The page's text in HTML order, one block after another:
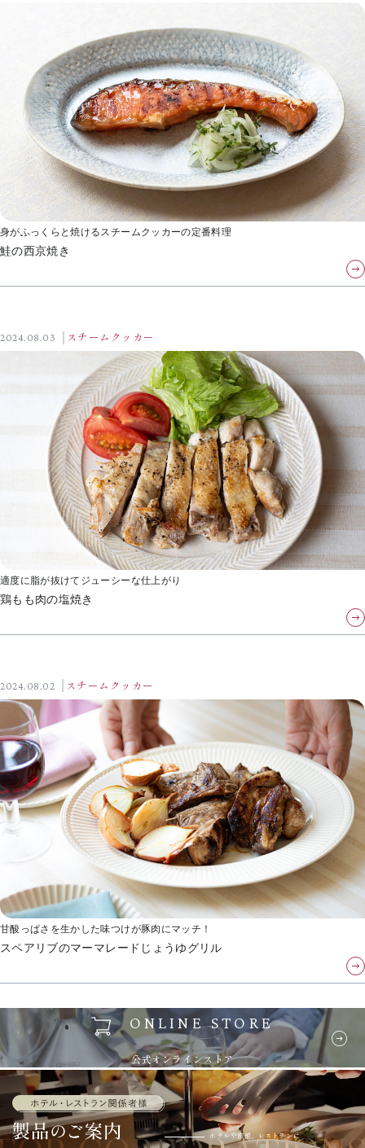
身がふっくらと焼けるスチームクッカーの定番料理
鮭の西京焼き
2024.08.03 スチームクッカー
適度に脂が抜けてジューシーな仕上がり
鶏もも肉の塩焼き
2024.08.02 スチームクッカー
甘酸っぱさを生かした味つけが豚肉にマッチ！
スペアリブのマーマレードじょうゆグリル
ONLINE STORE
公式オンラインストア
ホテルや旅館、レストランに